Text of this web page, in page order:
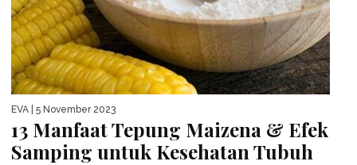
EVA | 5 November 2023
13 Manfaat Tepung Maizena & Efek
Samping untuk Kesehatan Tubuh